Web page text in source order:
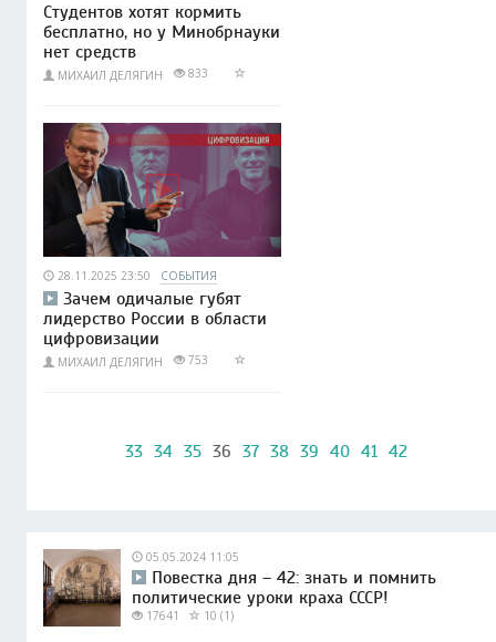
Студентов хотят кормить
бесплатно, но у Минобрнауки
нет средств
МИХАИЛ ДЕЛЯГИН 833
28.11.2025 23:50 СОБЫТИЯ
Зачем одичалые губят
лидерство России в области
цифровизации
МИХАИЛ ДЕЛЯГИН 753
33 34 35 36 37 38 39 40 41 42
05.05.2024 11:05
Повестка дня – 42: знать и помнить
политические уроки краха СССР!
17641 10 (1)